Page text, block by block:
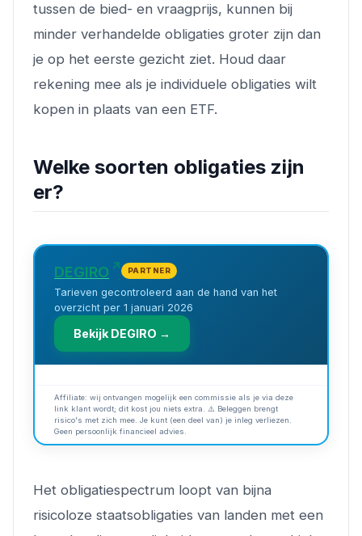
tussen de bied- en vraagprijs, kunnen bij
minder verhandelde obligaties groter zijn dan
je op het eerste gezicht ziet. Houd daar
rekening mee als je individuele obligaties wilt
kopen in plaats van een ETF.
Welke soorten obligaties zijn
er?
DEGIRO PARTNER
Tarieven gecontroleerd aan de hand van het
overzicht per 1 januari 2026
Bekijk DEGIRO →
Affiliate: wij ontvangen mogelijk een commissie als je via deze
link klant wordt; dit kost jou niets extra. ⚠️ Beleggen brengt
risico's met zich mee. Je kunt (een deel van) je inleg verliezen.
Geen persoonlijk financieel advies.
Het obligatiespectrum loopt van bijna
risicoloze staatsobligaties van landen met een